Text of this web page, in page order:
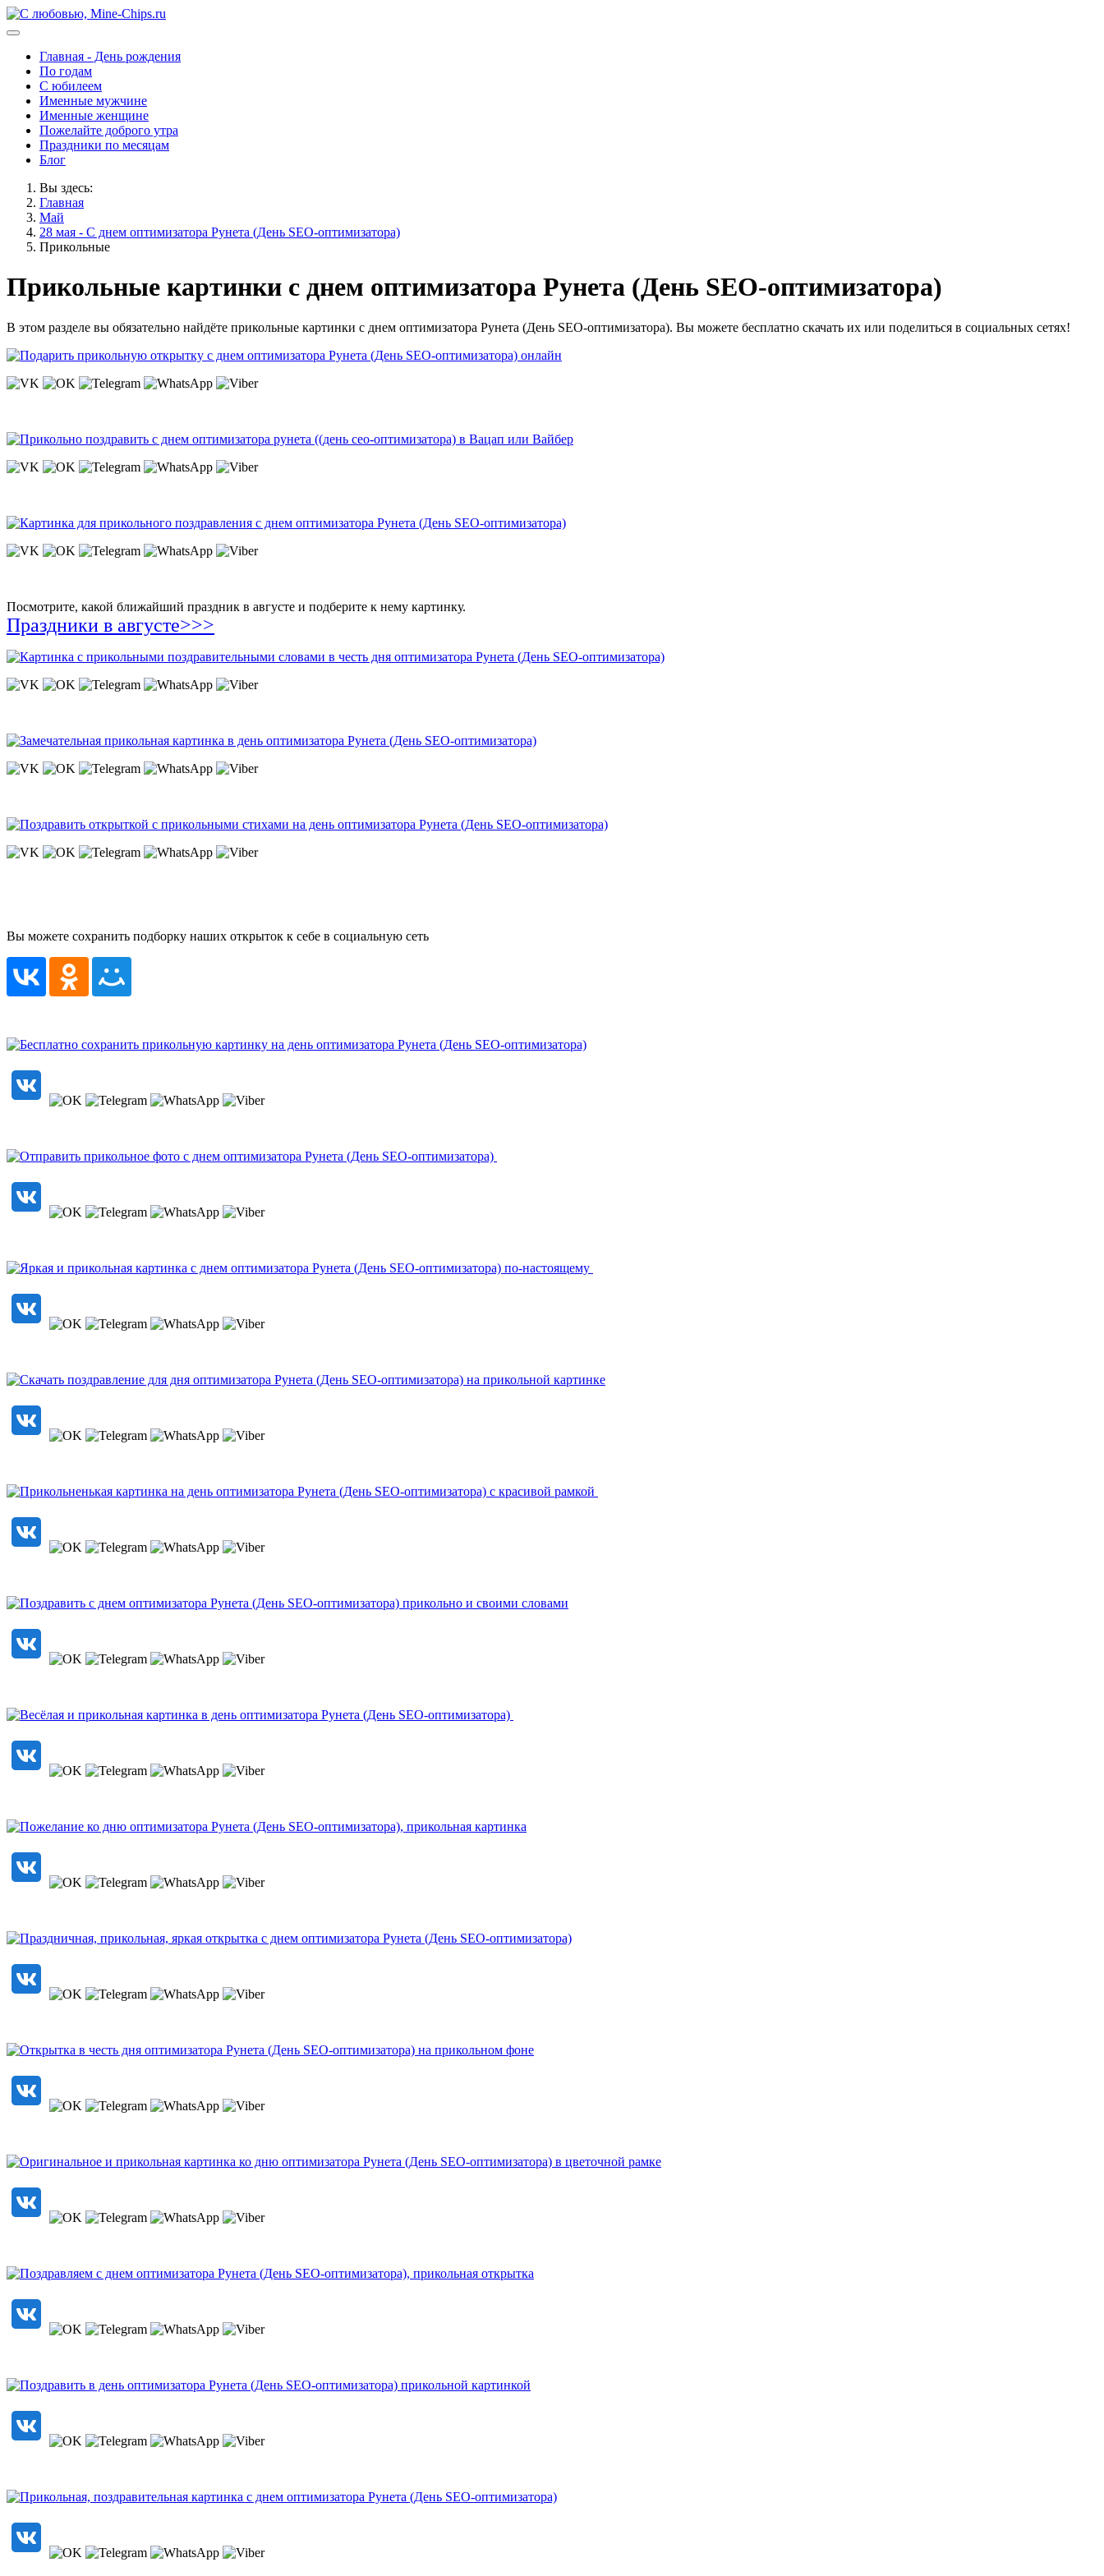
Главная - День рождения
По годам
С юбилеем
Именные мужчине
Именные женщине
Пожелайте доброго утра
Праздники по месяцам
Блог
Вы здесь:
Главная
Май
28 мая - С днем оптимизатора Рунета (День SEO-оптимизатора)
Прикольные
Прикольные картинки с днем оптимизатора Рунета (День SEO-оптимизатора)
В этом разделе вы обязательно найдёте прикольные картинки с днем оптимизатора Рунета (День SEO-оптимизатора). Вы можете бесплатно скачать их или поделиться в социальных сетях!
Посмотрите, какой ближайший праздник в августе и подберите к нему картинку.
Праздники в августе>>>
Вы можете сохранить подборку наших открыток к себе в социальную сеть